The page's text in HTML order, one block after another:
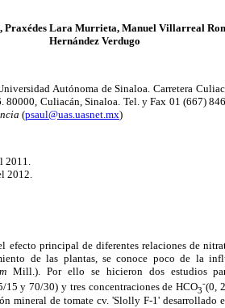
Praxédes Lara Murrieta, Manuel Villarreal
Hernández Verdugo
Autónoma de Sinaloa. Carretera
80000, Culiacán, Sinaloa. Tel. y Fax 01 (667)
(psaul@uas.uasnet.mx)
2012.
efecto principal de diferentes relaciones de
de las plantas, se conoce poco de la
Mill.). Por ello se hicieron dos estudios
y 70/30) y tres concentraciones de HCO3
-(0,
mineral de tomate cv. 'Slolly F-1'